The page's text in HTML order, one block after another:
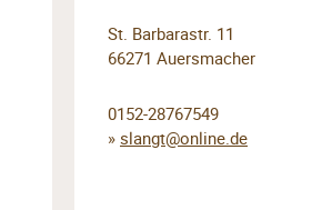
St. Barbarastr. 11
66271 Auersmacher
0152-28767549
» slangt@online.de